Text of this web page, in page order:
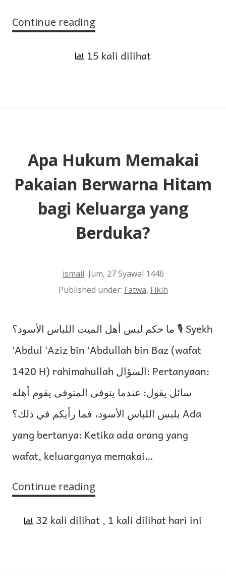
Continue reading
Dua
15 kali dilihat
Apa Hukum Memakai
Pakaian Berwarna Hitam
bagi Keluarga yang
Berduka?
ismail Jum, 27 Syawal 1446
Published under: Fatwa, Fikih
ما حكم لبس أهل الميت اللباس الأسود؟ 🎙 Syekh
‘Abdul ‘Aziz bin ‘Abdullah bin Baz (wafat
1420 H) rahimahullah السؤال: Pertanyaan:
سائل يقول: عندما يتوفى المتوفى يقوم أهله
بلبس اللباس الأسود، فما رأيكم في ذلك؟ Ada
yang bertanya: Ketika ada orang yang
wafat, keluarganya memakai…
Continue reading
Memakai
32 kali dilihat, 1 kali dilihat hari ini